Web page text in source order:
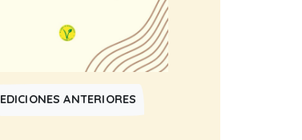
EDICIONES ANTERIORES